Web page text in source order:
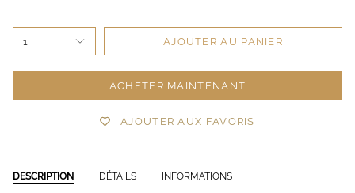
1 AJOUTER AU PANIER
ACHETER MAINTENANT
AJOUTER AUX FAVORIS
DESCRIPTION DÉTAILS INFORMATIONS